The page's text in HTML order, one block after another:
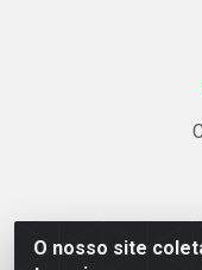
O nosso site
Linhavix